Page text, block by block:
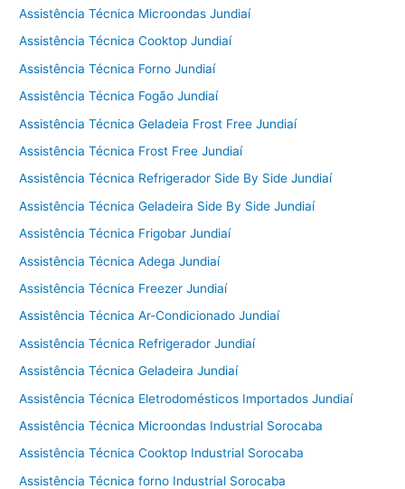
Assistência Técnica Microondas Jundiaí
Assistência Técnica Cooktop Jundiaí
Assistência Técnica Forno Jundiaí
Assistência Técnica Fogão Jundiaí
Assistência Técnica Geladeia Frost Free Jundiaí
Assistência Técnica Frost Free Jundiaí
Assistência Técnica Refrigerador Side By Side Jundiaí
Assistência Técnica Geladeira Side By Side Jundiaí
Assistência Técnica Frigobar Jundiaí
Assistência Técnica Adega Jundiaí
Assistência Técnica Freezer Jundiaí
Assistência Técnica Ar-Condicionado Jundiaí
Assistência Técnica Refrigerador Jundiaí
Assistência Técnica Geladeira Jundiaí
Assistência Técnica Eletrodomésticos Importados Jundiaí
Assistência Técnica Microondas Industrial Sorocaba
Assistência Técnica Cooktop Industrial Sorocaba
Assistência Técnica forno Industrial Sorocaba